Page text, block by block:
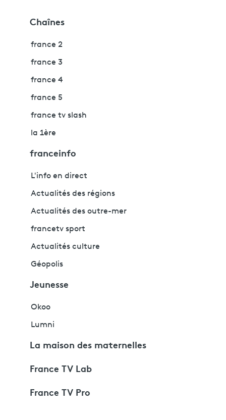
Chaînes
france 2
france 3
france 4
france 5
france tv slash
la 1ère
franceinfo
L'info en direct
Actualités des régions
Actualités des outre-mer
francetv sport
Actualités culture
Géopolis
Jeunesse
Okoo
Lumni
La maison des maternelles
France TV Lab
France TV Pro